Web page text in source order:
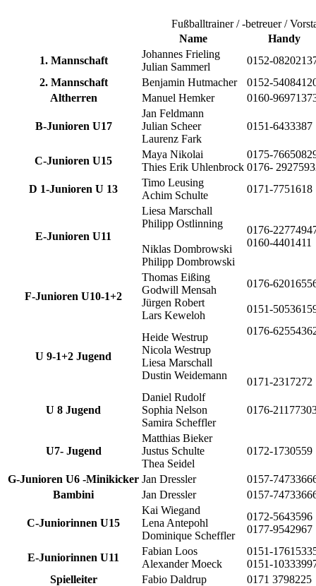
Fußballtrainer / -betreuer /
Name
Handy
1. Mannschaft
Johannes Frieling
Julian Sammerl
0152-
2. Mannschaft
Benjamin Hutmacher
0152-
Altherren
Manuel Hemker 0160-
B-Junioren U17
Jan Feldmann
Julian Scheer
Laurenz Fark
0151-6433387
C-Junioren U15
Maya Nikolai
Thies Erik Uhlenbrock
0175-
0176-
D 1-Junioren U 13
Timo Leusing
Achim Schulte
0171-7751618
E-Junioren U11
Liesa Marschall
Philipp Ostlinning
Niklas Dombrowski
Philipp Dombrowski
0176-
0160-4401411
F-Junioren U10-1+2
Thomas Eißing
Godwill Mensah
Jürgen Robert
Lars Keweloh
0176-
0151-
U 9-1+2 Jugend
Heide Westrup
Nicola Westrup
Liesa Marschall
Dustin Weidemann
0176-
0171-2317272
U 8 Jugend
Daniel Rudolf
Sophia Nelson
Samira Scheffler
0176-
U7- Jugend
Matthias Bieker
Justus Schulte
Thea Seidel
0172-1730559
G-Junioren U6 -Minikicker Jan Dressler
0157-
Bambini
Jan Dressler 0157-
C-Juniorinnen U15
Kai Wiegand
Lena Antepohl
Dominique Scheffler
0172-5643596
0177-9542967
E-Juniorinnen U11
Fabian Loos
Alexander Moeck
0151-
0151-
Spielleiter
Fabio Daldrup
0171 3798225